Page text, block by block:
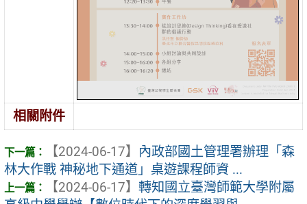
相關附件
【2024-06-17】 內政部國土管理署辦理「森
林大作戰 神秘地下通道」桌遊課程師資 ...
【2024-06-17】 轉知國立臺灣師範大學附屬